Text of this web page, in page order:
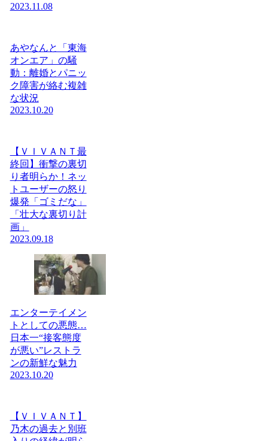
2023.11.08
あやなんと「東海
オンエア」の騒
動：離婚とパニッ
ク障害が絡む複雑
な状況
2023.10.20
【ＶＩＶＡＮＴ最
終回】衝撃の裏切
り者明らか！ネッ
トユーザーの怒り
爆発「ゴミだな」
「壮大な裏切り計
画」
2023.09.18
エンターテイメン
トとしての悪態…
日本一“接客態度
が悪い”レストラ
ンの新鮮な魅力
2023.10.20
【ＶＩＶＡＮＴ】
乃木の過去と別班